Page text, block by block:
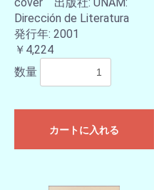
Dirección de Literatura
発行年: 2001
￥4,224
数量
カートに入れる